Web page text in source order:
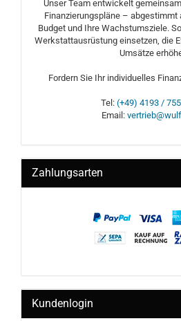
Unser Team entwickelt
Finanzierungspläne –
Budget und Ihre Wachstumsziele.
Werkstattausrüstung einsetzen, die
Umsätze
Fordern Sie Ihr individuelles
Tel: (+49) 4193 /
Email:
Zahlungsarten
Kundenlogin